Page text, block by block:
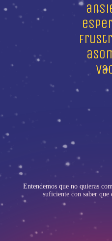
Entendemos que no quieras
suficiente con saber que